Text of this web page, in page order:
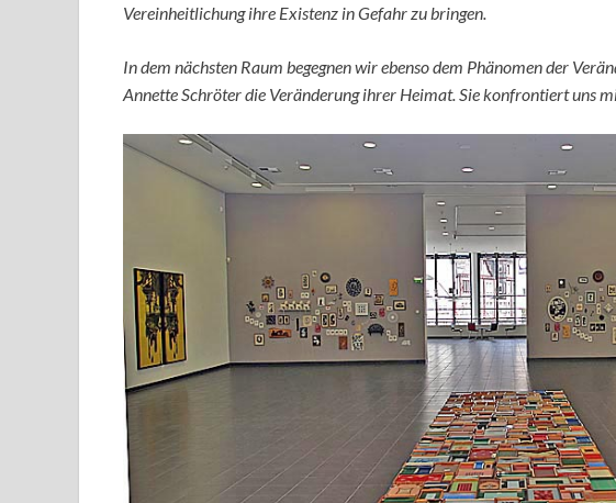
Vereinheitlichung ihre Existenz in Gefahr zu bringen.
In dem nächsten Raum begegnen wir ebenso dem Phänomen der
Annette Schröter die Veränderung ihrer Heimat. Sie konfrontiert uns